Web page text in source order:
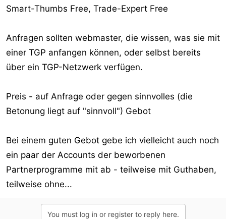
Smart-Thumbs Free, Trade-Expert Free
Anfragen sollten webmaster, die wissen, was sie mit
einer TGP anfangen können, oder selbst bereits
über ein TGP-Netzwerk verfügen.
Preis - auf Anfrage oder gegen sinnvolles (die
Betonung liegt auf "sinnvoll") Gebot
Bei einem guten Gebot gebe ich vielleicht auch noch
ein paar der Accounts der beworbenen
Partnerprogramme mit ab - teilweise mit Guthaben,
teilweise ohne...
You must log in or register to reply here.